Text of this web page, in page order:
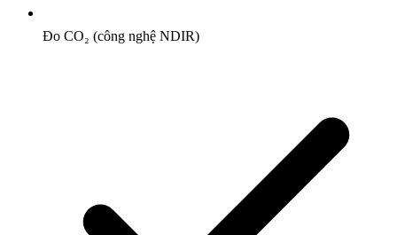
Đo CO₂ (công nghệ NDIR)